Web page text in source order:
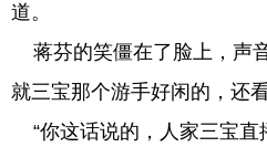
道。
蒋芬的笑僵在了脸上，声
就三宝那个游手好闲的，还
“你这话说的，人家三宝直